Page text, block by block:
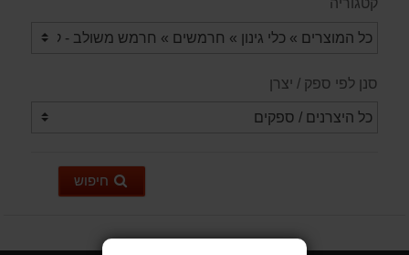
סנן לפי ספק / יצרן
חיפוש